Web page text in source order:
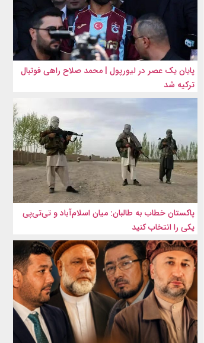
پایان یک عصر در لیورپول | محمد صلاح راهی فوتبال
ترکیه شد
پاکستان خطاب به طالبان: میان اسلام‌آباد و تی‌تی‌پی
یکی را انتخاب کنید